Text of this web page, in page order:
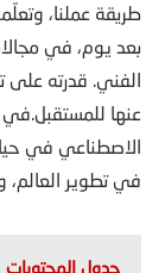
طريقة عملنا،
بعد يوم، في
الفني. قدرته على
عنها للمستقبل.في
الاصطناعي في
في تطوير العالم،
جدول المحتويات